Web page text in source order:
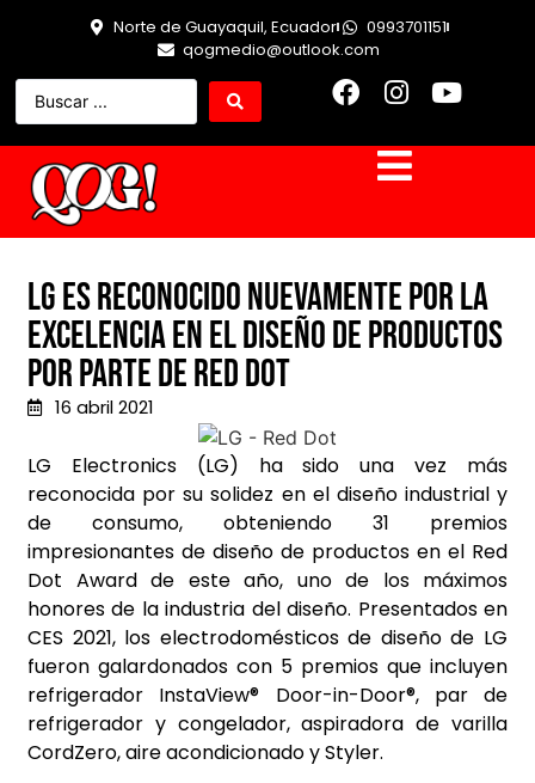
Norte de Guayaquil, Ecuador
0993701151
qogmedio@outlook.com
LG es reconocido nuevamente por la
excelencia en el diseño de productos
por parte de Red Dot
16 abril 2021
LG Electronics (LG) ha sido una vez más
reconocida por su solidez en el diseño industrial y
de consumo, obteniendo 31 premios
impresionantes de diseño de productos en el Red
Dot Award de este año, uno de los máximos
honores de la industria del diseño. Presentados en
CES 2021, los electrodomésticos de diseño de LG
fueron galardonados con 5 premios que incluyen
refrigerador InstaView® Door-in-Door®, par de
refrigerador y congelador, aspiradora de varilla
CordZero, aire acondicionado y Styler.